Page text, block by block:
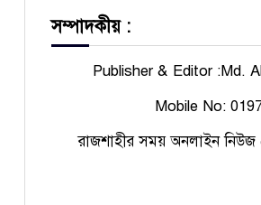
সম্পাদকীয় :
Publisher & Editor :Md.
Mobile No:
রাজশাহীর সময় অনলাইন নিউজ